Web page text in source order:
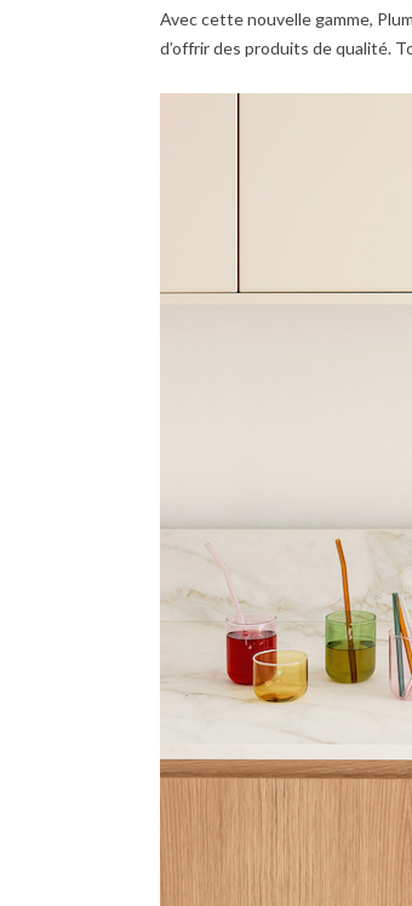
Avec cette nouvelle gamme,
d’offrir des produits de qualité.